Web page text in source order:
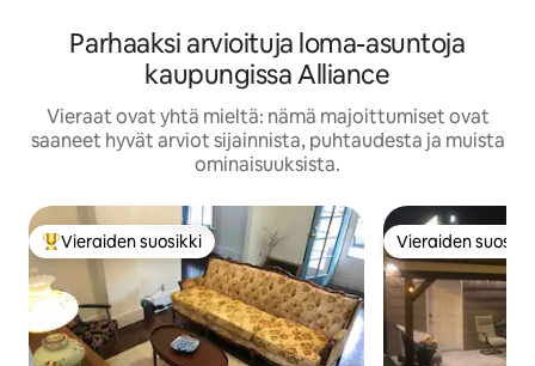
Parhaaksi arvioituja loma-asuntoja
kaupungissa Alliance
Vieraat ovat yhtä mieltä: nämä majoittumiset ovat
saaneet hyvät arviot sijainnista, puhtaudesta ja muista
ominaisuuksista.
Vieraiden suosikkien parhaimmistoa
Vieraiden suosikki Vieraiden
Vieraiden